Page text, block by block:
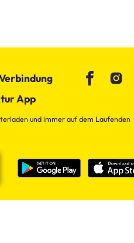
App
und immer auf dem Laufenden